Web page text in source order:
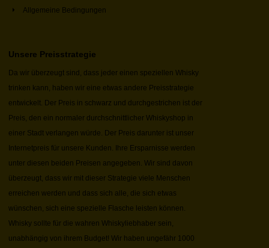
Allgemeine Bedingungen
Unsere Preisstrategie
Da wir überzeugt sind, dass jeder einen speziellen Whisky
trinken kann, haben wir eine etwas andere Preisstrategie
entwickelt. Der Preis in schwarz und durchgestrichen ist der
Preis, den ein normaler durchschnittlicher Whiskyshop in
einer Stadt verlangen würde. Der Preis darunter ist unser
Internetpreis für unsere Kunden. Ihre Ersparnisse werden
unter diesen beiden Preisen angegeben. Wir sind davon
überzeugt, dass wir mit dieser Strategie viele Menschen
erreichen werden und dass sich alle, die sich etwas
wünschen, sich eine spezielle Flasche leisten können.
Whisky sollte für die wahren Whiskyliebhaber sein,
unabhängig von ihrem Budget! Wir haben ungefähr 1000